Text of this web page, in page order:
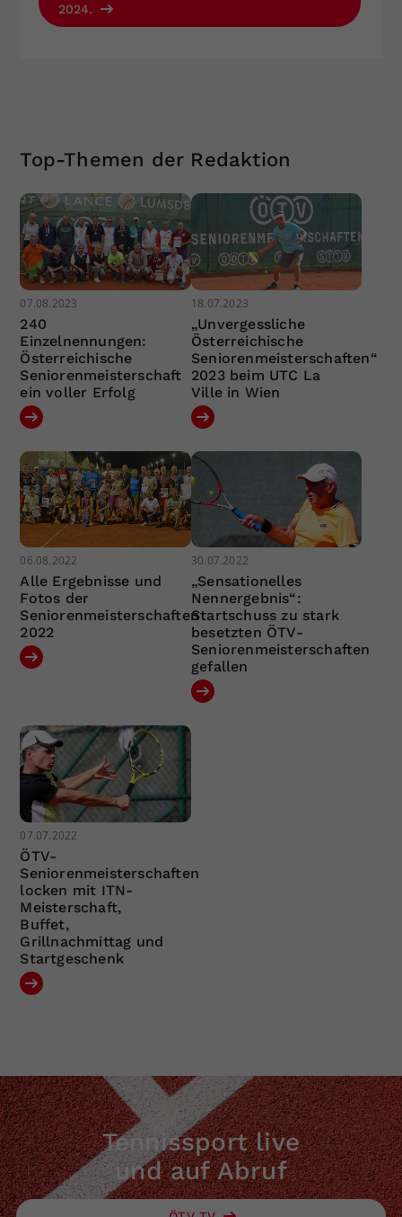
2024.
Top-Themen der Redaktion
07.08.2023
240
Einzelnennungen:
Österreichische
Seniorenmeisterschaft
ein voller Erfolg
18.07.2023
„Unvergessliche
Österreichische
Seniorenmeisterschaften“
2023 beim UTC La
Ville in Wien
06.08.2022
Alle Ergebnisse und
Fotos der
Seniorenmeisterschaften
2022
30.07.2022
„Sensationelles
Nennergebnis“:
Startschuss zu stark
besetzten ÖTV-
Seniorenmeisterschaften
gefallen
07.07.2022
ÖTV-
Seniorenmeisterschaften
locken mit ITN-
Meisterschaft,
Buffet,
Grillnachmittag und
Startgeschenk
Tennissport live
und auf Abruf